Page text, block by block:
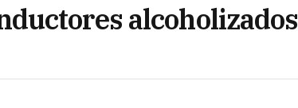
alcoholizados